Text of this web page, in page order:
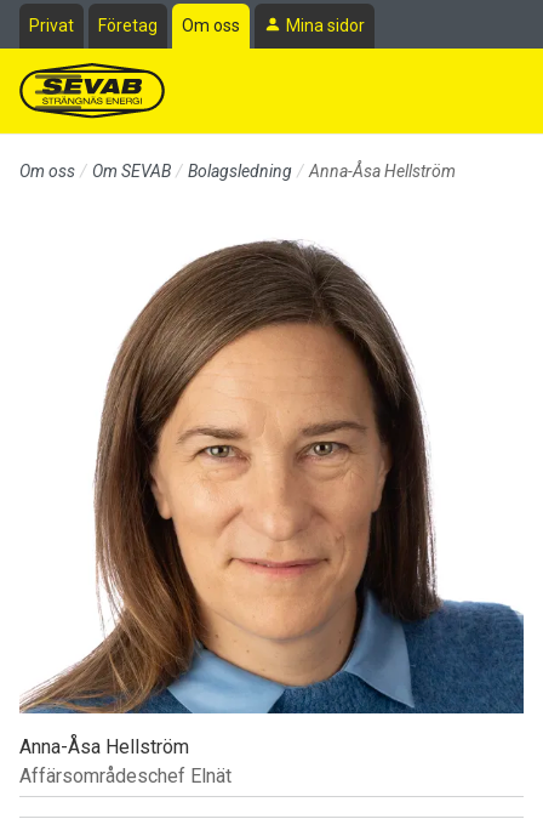
Till sidans huvudinnehåll
Privat Företag Om oss Mina sidor
Om oss Om SEVAB Bolagsledning Anna-Åsa Hellström
Anna-Åsa Hellström
Affärsområdeschef Elnät